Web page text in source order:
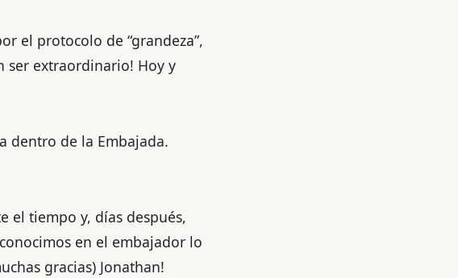
el protocolo de “grandeza”,
ser extraordinario! Hoy y
dentro de la Embajada.
el tiempo y, días después,
en el embajador lo
gracias) Jonathan!